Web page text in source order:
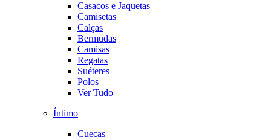
Casacos e Jaquetas
Camisetas
Calças
Bermudas
Camisas
Regatas
Suéteres
Polos
Ver Tudo
Íntimo
Cuecas